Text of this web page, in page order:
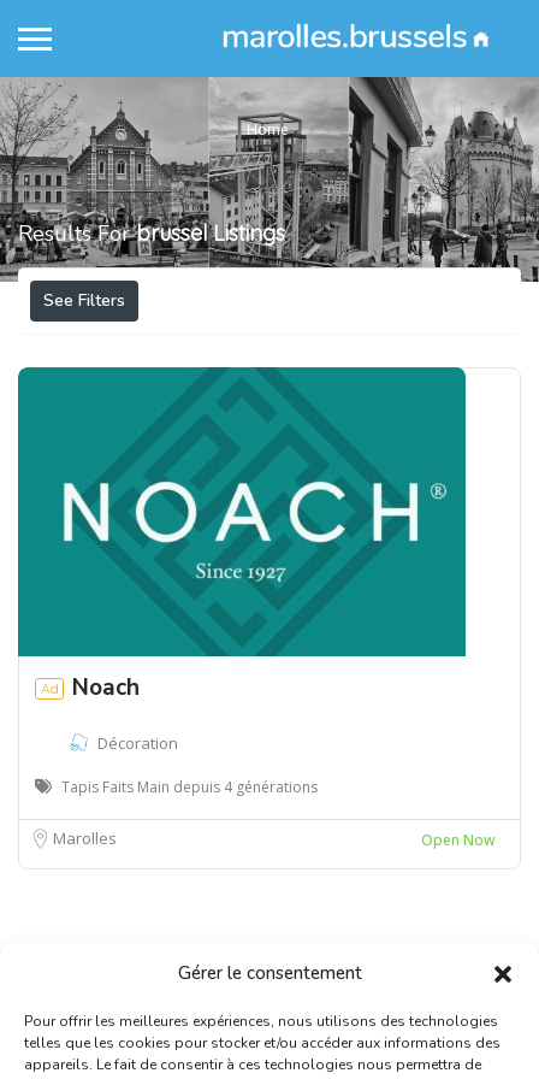
Gérer le consentement
Pour offrir les meilleures expériences, nous utilisons des technologies
telles que les cookies pour stocker et/ou accéder aux informations des
appareils. Le fait de consentir à ces technologies nous permettra de
Home
Results Forbrussel Listings
See Filters
Ad Noach
Décoration
Tapis Faits Main depuis 4 générations
Marolles Open Now